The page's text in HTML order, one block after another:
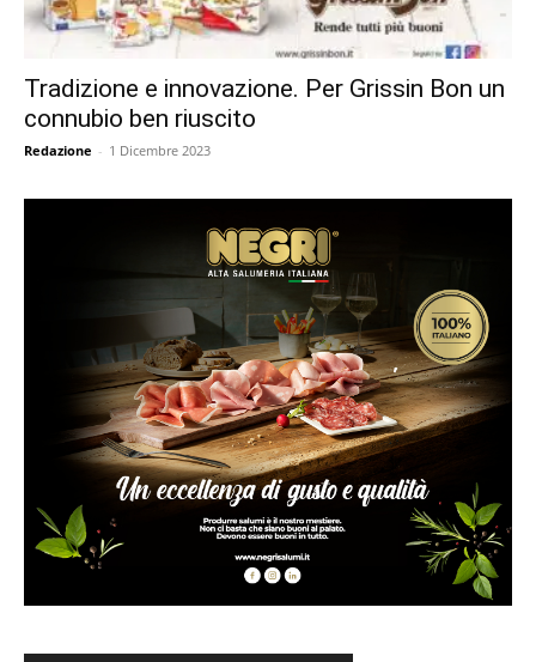
Tradizione e innovazione. Per Grissin Bon un
connubio ben riuscito
Redazione - 1 Dicembre 2023